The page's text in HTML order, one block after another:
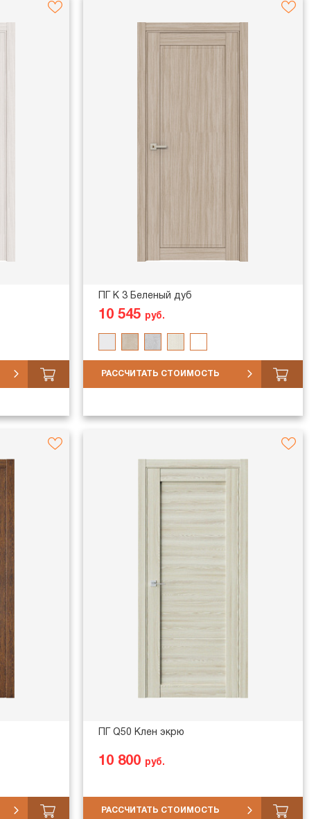
ПГ K 3 Беленый дуб
10 545 руб.
РАССЧИТАТЬ СТОИМОСТЬ
ПГ Q50 Клен экрю
10 800 руб.
РАССЧИТАТЬ СТОИМОСТЬ